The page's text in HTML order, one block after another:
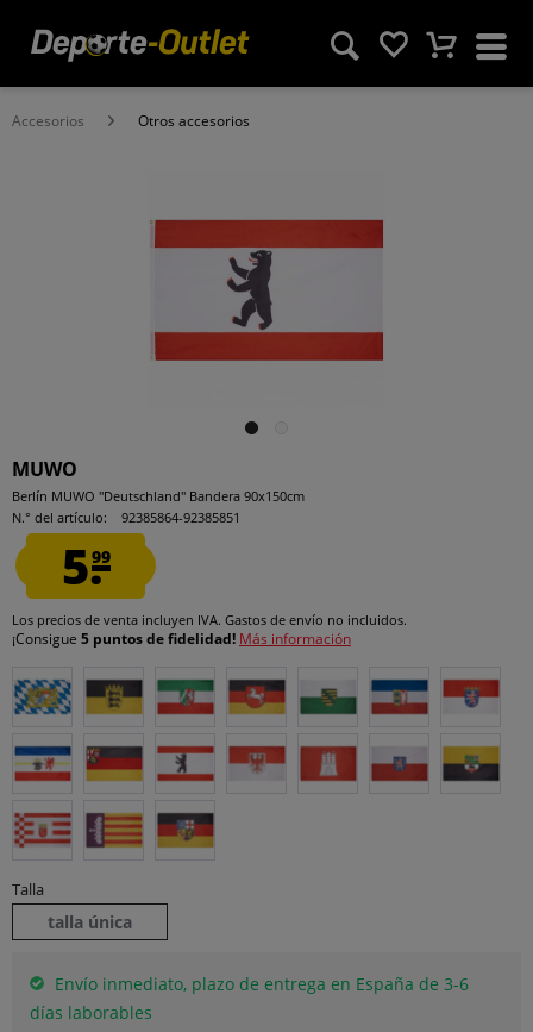
Accesorios Otros accesorios
MUWO
Berlín MUWO "Deutschland" Bandera 90x150cm
N.° del artículo:
92385864-92385851
5.99
Los precios de venta incluyen IVA. Gastos de envío no incluidos.
¡Consigue 5 puntos de fidelidad! Más información
Talla
talla única
Envío inmediato, plazo de entrega en España de 3-6
días laborables